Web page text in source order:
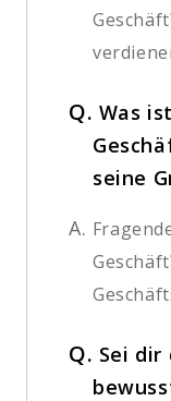
Q. Was
seine
A.
Q. Sei dir